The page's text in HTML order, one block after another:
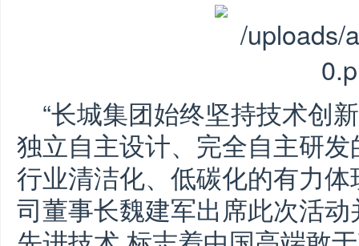
“长城集团始终坚持技术创
独立自主设计、完全自主研
行业清洁化、低碳化的有力
司董事长魏建军出席此次活